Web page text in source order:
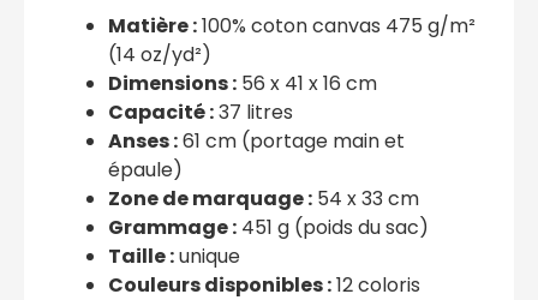
Matière :100% coton canvas 475 g/m²
(14 oz/yd²)
Dimensions : 56 x 41 x 16 cm
Capacité :37 litres
Anses :61 cm (portage main et
épaule)
Zone de marquage : 54 x 33 cm
Grammage : 451 g (poids du sac)
Taille :unique
Couleurs disponibles :12 coloris